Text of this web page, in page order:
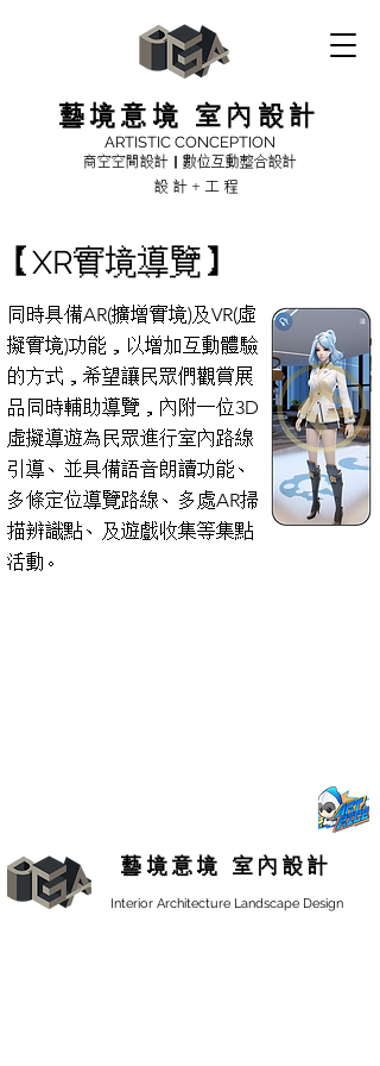
藝境意境 室內設計
ARTISTIC CONCEPTION
商空空間設計｜數位互動整合設計
設計+工程
【XR實境導覽】
同時具備AR(擴增實境)及VR(虛
擬實境)功能，以增加互動體驗
的方式，希望讓民眾們觀賞展
品同時輔助導覽，內附一位3D
虛擬導遊為民眾進行室內路線
引導、並具備語音朗讀功能、
多條定位導覽路線、多處AR掃
描辨識點、及遊戲收集等集點
活動。
藝境意境 室內設計
Interior Architecture Landscape Design